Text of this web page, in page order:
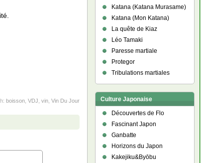
boisson, VDJ vin, Vin Du Jour
Katana (Katana Murasame)
Katana (Mon Katana)
La quête de Kiaz
Léo Tamaki
Paresse martiale
Protegor
Tribulations martiales
Culture Japonaise
Découvertes de Flo
Fascinant Japon
Ganbatte
Horizons du Japon
Kakejiku&Byōbu